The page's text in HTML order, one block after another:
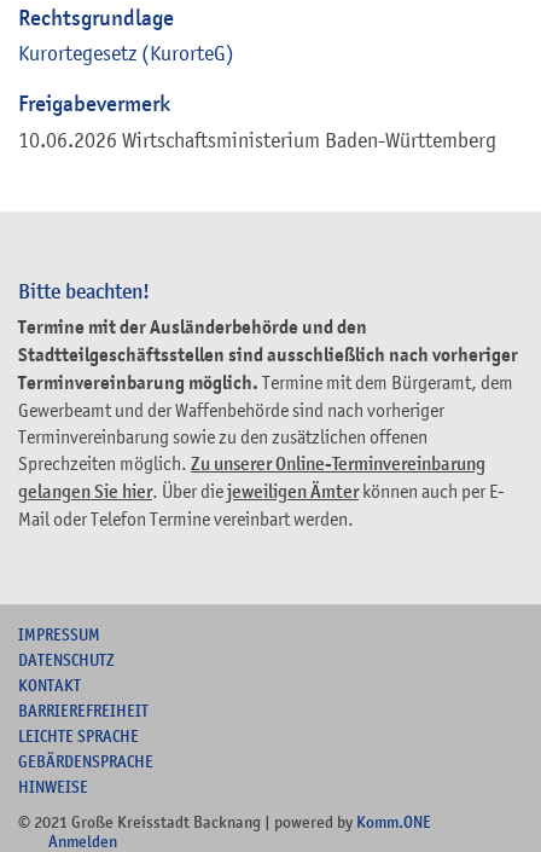
Bitte beachten!
Termine mit der Ausländerbehörde und den
Stadtteilgeschäftsstellen sind ausschließlich nach vorheriger
Terminvereinbarung möglich. Termine mit dem Bürgeramt, dem
Gewerbeamt und der Waffenbehörde sind nach vorheriger
Terminvereinbarung sowie zu den zusätzlichen offenen
Sprechzeiten möglich. Zu unserer Online-Terminvereinbarung
gelangen Sie hier. Über diejeweiligen Ämterkönnen auch per E-
Mail oder Telefon Termine vereinbart werden.
Rechtsgrundlage
Kurortegesetz (KurorteG)
Freigabevermerk
10.06.2026 Wirtschaftsministerium Baden-Württemberg
IMPRESSUM
DATENSCHUTZ
KONTAKT
BARRIEREFREIHEIT
LEICHTE SPRACHE
GEBÄRDENSPRACHE
HINWEISE
© 2021 Große Kreisstadt Backnang | powered by Komm.ONE
Anmelden